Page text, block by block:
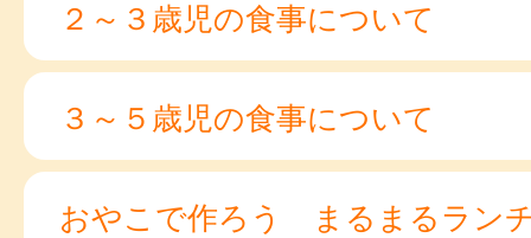
２～３歳児の食事について
３～５歳児の食事について
おやこで作ろう まるまるラン